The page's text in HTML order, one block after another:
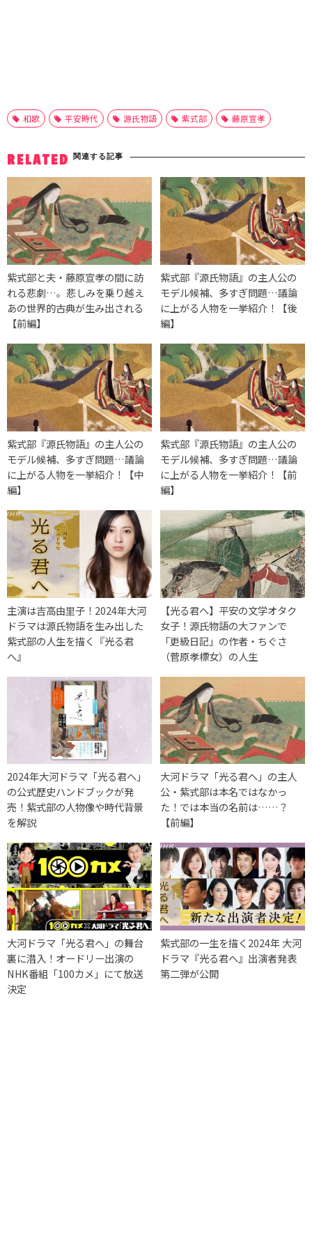
和歌 平安時代 源氏物語 紫式部 藤原宣孝
RELATED 関連する記事
紫式部と夫・藤原宣孝の間に訪
れる悲劇…。悲しみを乗り越え
あの世界的古典が生み出される
【前編】
紫式部『源氏物語』の主人公の
モデル候補、多すぎ問題…議論
に上がる人物を一挙紹介！【後
編】
紫式部『源氏物語』の主人公の
モデル候補、多すぎ問題…議論
に上がる人物を一挙紹介！【中
編】
紫式部『源氏物語』の主人公の
モデル候補、多すぎ問題…議論
に上がる人物を一挙紹介！【前
編】
主演は吉高由里子！2024年大河
ドラマは源氏物語を生み出した
紫式部の人生を描く『光る君
へ』
【光る君へ】平安の文学オタク
女子！源氏物語の大ファンで
「更級日記」の作者・ちぐさ
（菅原孝標女）の人生
2024年大河ドラマ「光る君へ」
の公式歴史ハンドブックが発
売！紫式部の人物像や時代背景
を解説
大河ドラマ「光る君へ」の主人
公・紫式部は本名ではなかっ
た！では本当の名前は……？
【前編】
大河ドラマ「光る君へ」の舞台
裏に潜入！オードリー出演の
NHK番組「100カメ」にて放送
決定
紫式部の一生を描く2024年 大河
ドラマ『光る君へ』出演者発表
第二弾が公開